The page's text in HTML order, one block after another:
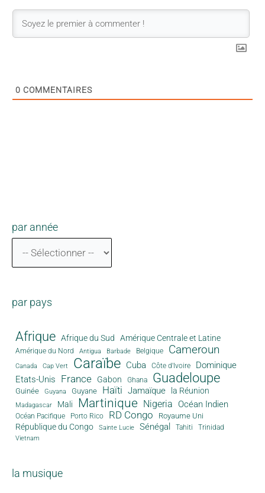
0 COMMENTAIRES
par année
par pays
Afrique Afrique du Sud Amérique Centrale et Latine
Amérique du Nord Antigua Barbade Belgique Cameroun
Canada Cap Vert Caraïbe Cuba Côte d'Ivoire
Dominique
Etats-Unis
France Gabon Ghana Guadeloupe
Guinée Guyana Guyane Haïti Jamaïque la Réunion
Madagascar Mali Martinique Nigeria Océan Indien
Océan Pacifique Porto Rico RD Congo Royaume Uni
République du Congo Sainte Lucie Sénégal Tahiti Trinidad
Vietnam
la musique